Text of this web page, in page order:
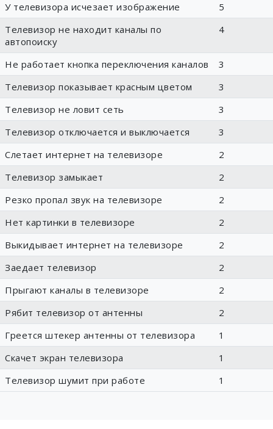
У телевизора исчезает изображение
5
Телевизор не находит каналы по
автопоиску
4
Не работает кнопка переключения каналов
3
Телевизор показывает красным цветом
3
Телевизор не ловит сеть
3
Телевизор отключается и выключается
3
Слетает интернет на телевизоре
2
Телевизор замыкает
2
Резко пропал звук на телевизоре
2
Нет картинки в телевизоре
2
Выкидывает интернет на телевизоре
2
Заедает телевизор
2
Прыгают каналы в телевизоре
2
Рябит телевизор от антенны
2
Греется штекер антенны от телевизора
1
Скачет экран телевизора
1
Телевизор шумит при работе
1